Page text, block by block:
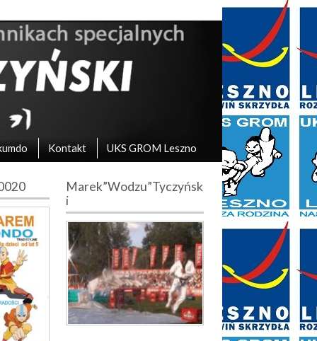
Kontakt UKS GROM Leszno
Marek”Wodzu”Tyczyńsk
i